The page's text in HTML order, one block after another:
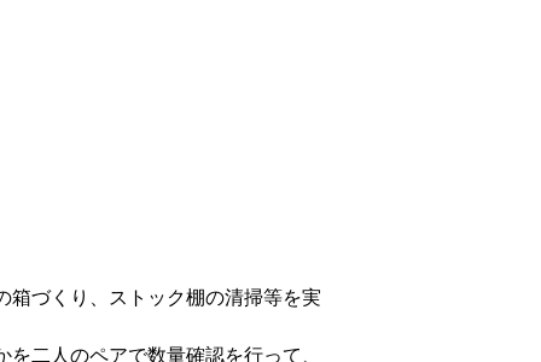
箱づくり、ストック棚の清掃等を実
二人のペアで数量確認を行って、